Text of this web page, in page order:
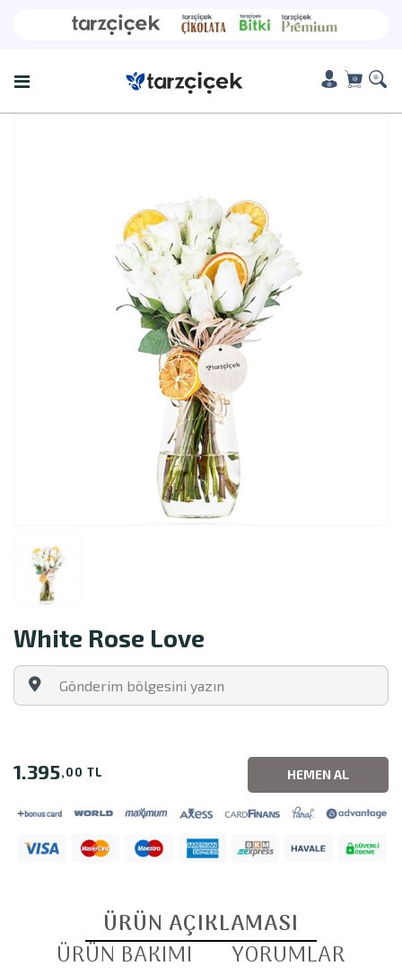
White Rose Love
1.395,00 TL HEMEN AL
ÜRÜN AÇIKLAMASI
ÜRÜN BAKIMI
YORUMLAR